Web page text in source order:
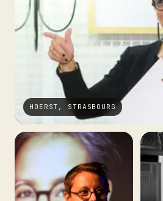
HOERST, STRASBOURG